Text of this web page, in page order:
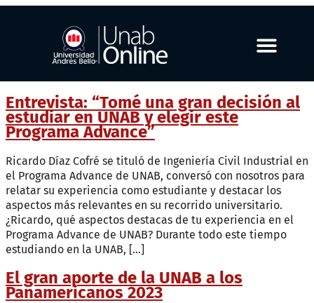
Entrevista: “Tomé una gran decisión al
estudiar en UNAB y elegir este
Programa Advance”
Ricardo Díaz Cofré se tituló de Ingeniería Civil Industrial en
el Programa Advance de UNAB, conversó con nosotros para
relatar su experiencia como estudiante y destacar los
aspectos más relevantes en su recorrido universitario.
¿Ricardo, qué aspectos destacas de tu experiencia en el
Programa Advance de UNAB? Durante todo este tiempo
estudiando en la UNAB, […]
El gran aporte de la UNAB a los
Panamericanos 2023